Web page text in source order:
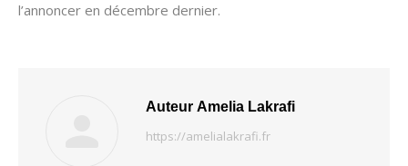
l’annoncer en décembre dernier.
Auteur Amelia Lakrafi
https://amelialakrafi.fr